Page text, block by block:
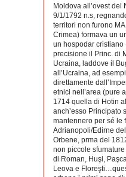
Moldova all’ovest
9/1/1792 n.s,
territori non furono
Crimea) formava un
un hospodar cristiano
precisione il Princ. di
Ucraina, laddove il
all’Ucraina, ad
direttamente
etnici nell’area (pure
1714 quella di Hotin
anch’esso Principato
mantennero per sé le
Adrianopoli/Edirne
Orbene, prma del
non piccole
di Roman, Huşi,
Leova e